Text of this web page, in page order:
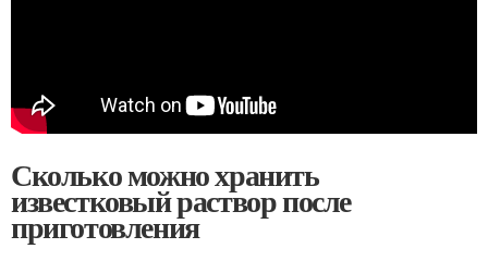
Сколько можно хранить
известковый раствор после
приготовления